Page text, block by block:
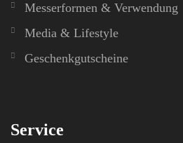
Messerformen & Verwendung
Media & Lifestyle
Geschenkgutscheine
Service